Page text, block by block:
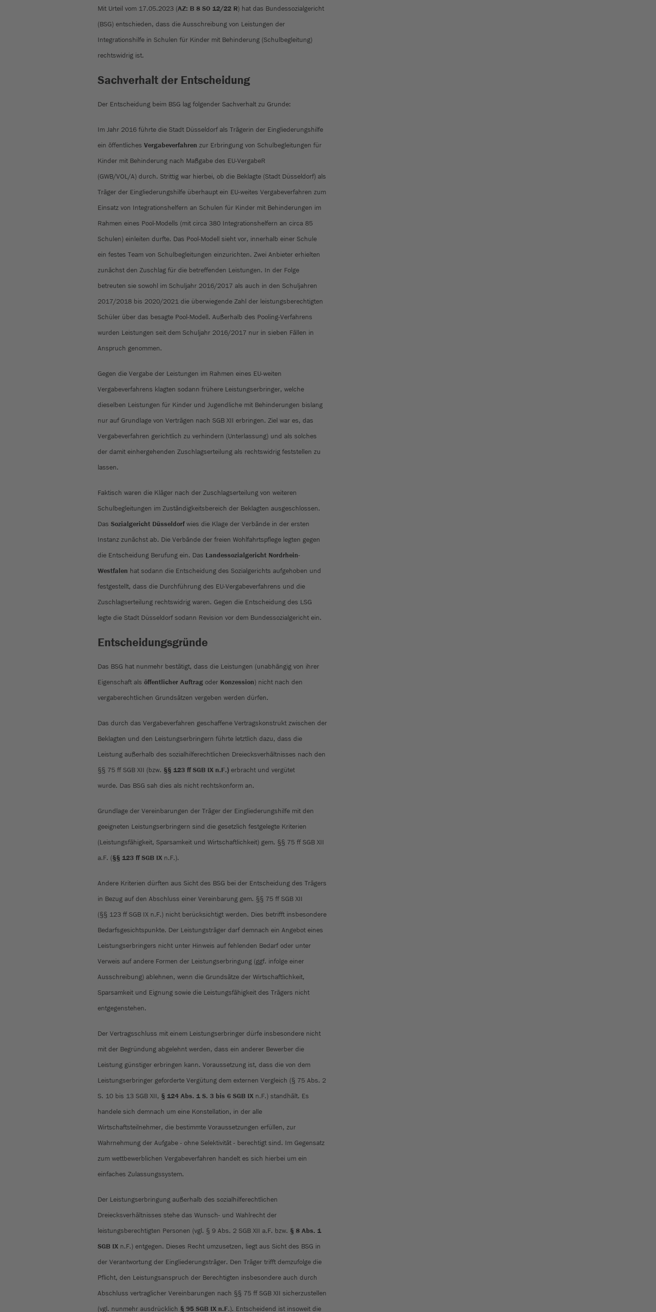
Mit Urteil vom 17.05.2023 (AZ: B 8 SO 12/22 R) hat das Bundessozialgericht
(BSG) entschieden, dass die Ausschreibung von Leistungen der
Integrationshilfe in Schulen für Kinder mit Behinderung (Schulbegleitung)
rechtswidrig ist.
Sachverhalt der Entscheidung
Der Entscheidung beim BSG lag folgender Sachverhalt zu Grunde:
Im Jahr 2016 führte die Stadt Düsseldorf als Trägerin der Eingliederungshilfe
ein öffentliches Vergabeverfahren zur Erbringung von Schulbegleitungen für
Kinder mit Behinderung nach Maßgabe des EU-VergabeR
(GWB/VOL/A) durch. Strittig war hierbei, ob die Beklagte (Stadt Düsseldorf) als
Träger der Eingliederungshilfe überhaupt ein EU-weites Vergabeverfahren zum
Einsatz von Integrationshelfern an Schulen für Kinder mit Behinderungen im
Rahmen eines Pool-Modells (mit circa 380 Integrationshelfern an circa 85
Schulen) einleiten durfte. Das Pool-Modell sieht vor, innerhalb einer Schule
ein festes Team von Schulbegleitungen einzurichten. Zwei Anbieter erhielten
zunächst den Zuschlag für die betreffenden Leistungen. In der Folge
betreuten sie sowohl im Schuljahr 2016/2017 als auch in den Schuljahren
2017/2018 bis 2020/2021 die überwiegende Zahl der leistungsberechtigten
Schüler über das besagte Pool-Modell. Außerhalb des Pooling-Verfahrens
wurden Leistungen seit dem Schuljahr 2016/2017 nur in sieben Fällen in
Anspruch genommen.
Gegen die Vergabe der Leistungen im Rahmen eines EU-weiten
Vergabeverfahrens klagten sodann frühere Leistungserbringer, welche
dieselben Leistungen für Kinder und Jugendliche mit Behinderungen bislang
nur auf Grundlage von Verträgen nach SGB XII erbringen. Ziel war es, das
Vergabeverfahren gerichtlich zu verhindern (Unterlassung) und als solches
der damit einhergehenden Zuschlagserteilung als rechtswidrig feststellen zu
lassen.
Faktisch waren die Kläger nach der Zuschlagserteilung von weiteren
Schulbegleitungen im Zuständigkeitsbereich der Beklagten ausgeschlossen.
Das Sozialgericht Düsseldorfwies die Klage der Verbände in der ersten
Instanz zunächst ab. Die Verbände der freien Wohlfahrtspflege legten gegen
die Entscheidung Berufung ein. Das Landessozialgericht Nordrhein-
Westfalen hat sodann die Entscheidung des Sozialgerichts aufgehoben und
festgestellt, dass die Durchführung des EU-Vergabeverfahrens und die
Zuschlagserteilung rechtswidrig waren. Gegen die Entscheidung des LSG
legte die Stadt Düsseldorf sodann Revision vor dem Bundessozialgericht ein.
Entscheidungsgründe
Das BSG hat nunmehr bestätigt, dass die Leistungen (unabhängig von ihrer
Eigenschaft als öffentlicher Auftrag oder Konzession) nicht nach den
vergaberechtlichen Grundsätzen vergeben werden dürfen.
Das durch das Vergabeverfahren geschaffene Vertragskonstrukt zwischen der
Beklagten und den Leistungserbringern führte letztlich dazu, dass die
Leistung außerhalb des sozialhilferechtlichen Dreiecksverhältnisses nach den
§§ 75 ff SGB XII (bzw. §§ 123 ff SGB IX n.F.) erbracht und vergütet
wurde. Das BSG sah dies als nicht rechtskonform an.
Grundlage der Vereinbarungen der Träger der Eingliederungshilfe mit den
geeigneten Leistungserbringern sind die gesetzlich festgelegte Kriterien
(Leistungsfähigkeit, Sparsamkeit und Wirtschaftlichkeit) gem. §§ 75 ff SGB XII
a.F. (§§ 123 ff SGB IX n.F.).
Andere Kriterien dürften aus Sicht des BSG bei der Entscheidung des Trägers
in Bezug auf den Abschluss einer Vereinbarung gem. §§ 75 ff SGB XII
(§§ 123 ff SGB IX n.F.) nicht berücksichtigt werden. Dies betrifft insbesondere
Bedarfsgesichtspunkte. Der Leistungsträger darf demnach ein Angebot eines
Leistungserbringers nicht unter Hinweis auf fehlenden Bedarf oder unter
Verweis auf andere Formen der Leistungserbringung (ggf. infolge einer
Ausschreibung) ablehnen, wenn die Grundsätze der Wirtschaftlichkeit,
Sparsamkeit und Eignung sowie die Leistungsfähigkeit des Trägers nicht
entgegenstehen.
Der Vertragsschluss mit einem Leistungserbringer dürfe insbesondere nicht
mit der Begründung abgelehnt werden, dass ein anderer Bewerber die
Leistung günstiger erbringen kann. Voraussetzung ist, dass die von dem
Leistungserbringer geforderte Vergütung dem externen Vergleich (§ 75 Abs. 2
S. 10 bis 13 SGB XII, § 124 Abs. 1 S. 3 bis 6 SGB IX n.F.) standhält. Es
handele sich demnach um eine Konstellation, in der alle
Wirtschaftsteilnehmer, die bestimmte Voraussetzungen erfüllen, zur
Wahrnehmung der Aufgabe - ohne Selektivität - berechtigt sind. Im Gegensatz
zum wettbewerblichen Vergabeverfahren handelt es sich hierbei um ein
einfaches Zulassungssystem.
Der Leistungserbringung außerhalb des sozialhilferechtlichen
Dreiecksverhältnisses stehe das Wunsch- und Wahlrecht der
leistungsberechtigten Personen (vgl. § 9 Abs. 2 SGB XII a.F. bzw. § 8 Abs. 1
SGB IX n.F.) entgegen. Dieses Recht umzusetzen, liegt aus Sicht des BSG in
der Verantwortung der Eingliederungsträger. Den Träger trifft demzufolge die
Pflicht, den Leistungsanspruch der Berechtigten insbesondere auch durch
Abschluss vertraglicher Vereinbarungen nach §§ 75 ff SGB XII sicherzustellen
(vgl. nunmehr ausdrücklich § 95 SGB IX n.F.). Entscheidend ist insoweit die